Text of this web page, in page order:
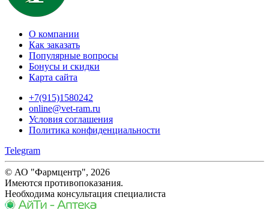
О компании
Как заказать
Популярные вопросы
Бонусы и скидки
Карта сайта
+7(915)1580242
online@vet-ram.ru
Условия соглашения
Политика конфиденциальности
Telegram
© АО "Фармцентр", 2026
Имеются противопоказания.
Необходима консультация специалиста